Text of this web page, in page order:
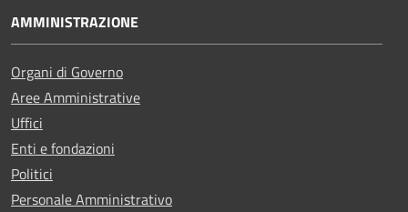
AMMINISTRAZIONE
Organi di Governo
Aree Amministrative
Uffici
Enti e fondazioni
Politici
Personale Amministrativo